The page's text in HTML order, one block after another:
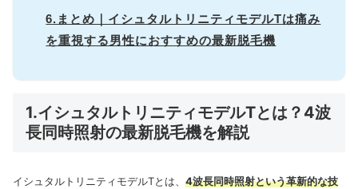
6.まとめ｜イシュタルトリニティモデルTは痛み
を重視する男性におすすめの最新脱毛機
1.イシュタルトリニティモデルTとは？4波
長同時照射の最新脱毛機を解説
イシュタルトリニティモデルTとは、 4波長同時照射という革新的な技